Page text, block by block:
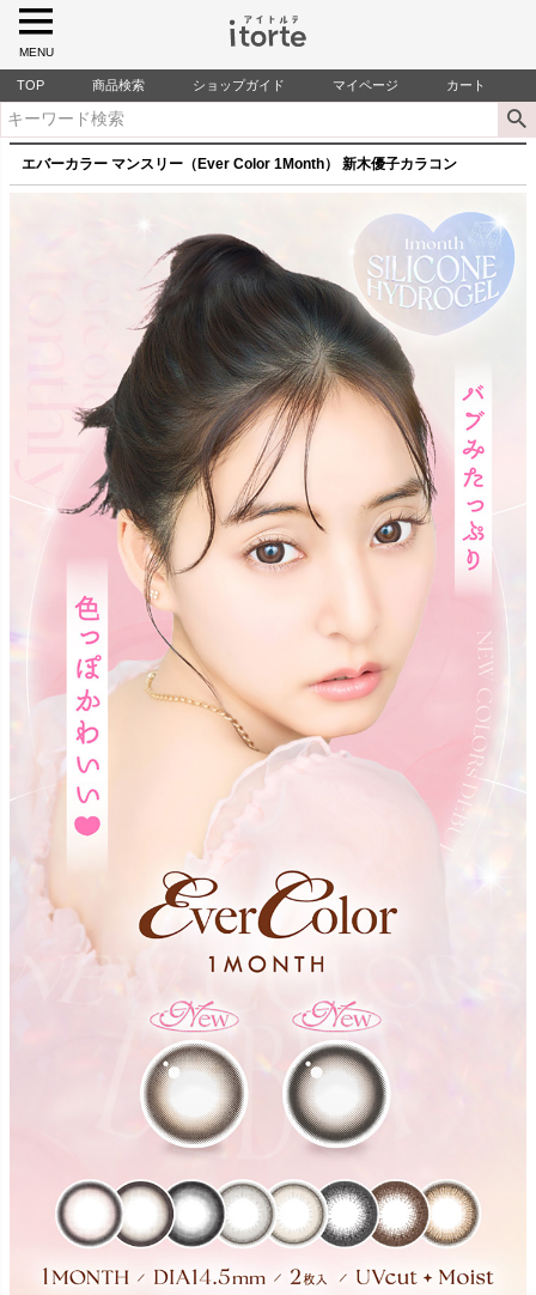
MENU
TOP 商品検索 ショップガイド マイページ カート
エバーカラー マンスリー（Ever Color 1Month） 新木優子カラコン